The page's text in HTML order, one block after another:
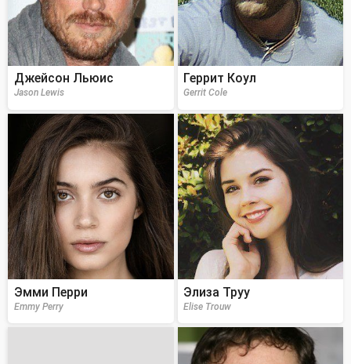
Джейсон Льюис
Jason Lewis
Геррит Коул
Gerrit Cole
Эмми Перри
Emmy Perry
Элиза Труу
Elise Trouw